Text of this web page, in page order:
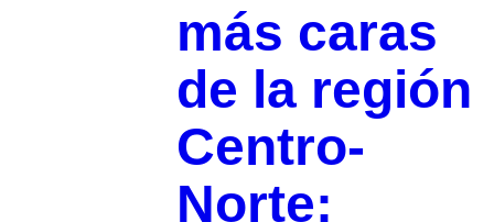
más caras
de la región
Centro-
Norte: